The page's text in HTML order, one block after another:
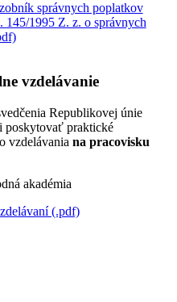
správnych poplatkov
145/1995 Z. z. o správnych
vzdelávanie
Republikovej únie
poskytovať praktické
vzdelávania na pracovisku
akadémia
(.pdf)